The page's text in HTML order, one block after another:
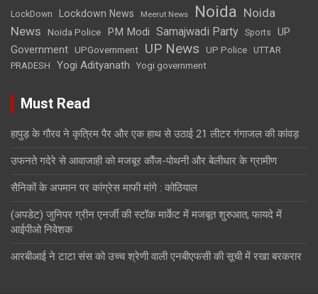
LockDown Lockdown News Meerut News Noida Noida
News
Noida Police PM Modi Samajwadi Party Sports
UP
Government UPGovernment UP News UP Police
UTTAR
PRADESH
Yogi Adityanath Yogi government
Must Read
हापुड़ के गौरव ने कृत्रिम पैर और एक हाथ से उठाई 21 लीटर गंगाजल की कांवड़
उफनते गदेरे से आवाजाही को मजबूर कौंज-पोथनी और बेलीधार के ग्रामीण
सैनिकों के अपमान पर कांग्रेस माफी मांगे : कोठियाल
(अपडेट) जुनिपर ग्रीन एनर्जी की स्टॉक मार्केट में मजबूत शुरुआत, फायदे में
आईपीओ निवेशक
आरबीआई ने टाटा संस को उच्च श्रेणी वाली एनबीएफसी की सूची में रखा बरकरार